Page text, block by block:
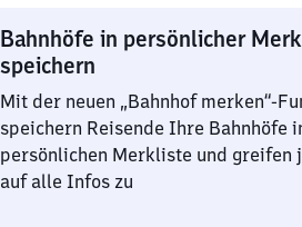
Bahnhöfe in persönlicher
speichern
Mit der neuen „Bahnhof merken“-
speichern Reisende Ihre Bahnhöfe
persönlichen Merkliste und greifen
auf alle Infos zu